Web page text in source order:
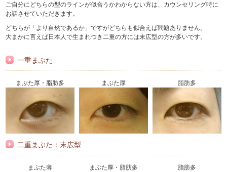
ご自分にどちらの型のラインが似合うかわからない方は、カウンセリング時に
お話させていただきます。
どちらが「より自然であるか」ですがどちらも似合えば問題ありません。
大まかに言えば日本人で生まれつき二重の方には末広型の方が多いです。
一重まぶた
まぶた厚・脂肪多 まぶた厚 脂肪多
二重まぶた：末広型
まぶた薄 まぶた厚・脂肪多 脂肪多